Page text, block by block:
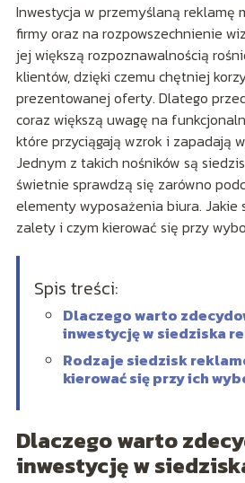
Inwestycja w przemyślaną reklamę
firmy oraz na rozpowszechnienie
jej większą rozpoznawalnością
klientów, dzięki czemu chętniej
prezentowanej oferty. Dlatego
coraz większą uwagę na
które przyciągają wzrok i zapadają
Jednym z takich nośników są
świetnie sprawdzą się zarówno
elementy wyposażenia biura. Jakie
zalety i czym kierować się przy
Spis treści:
Dlaczego warto
inwestycję w siedziska
Rodzaje siedzisk
kierować się przy ich
Dlaczego warto
inwestycję w